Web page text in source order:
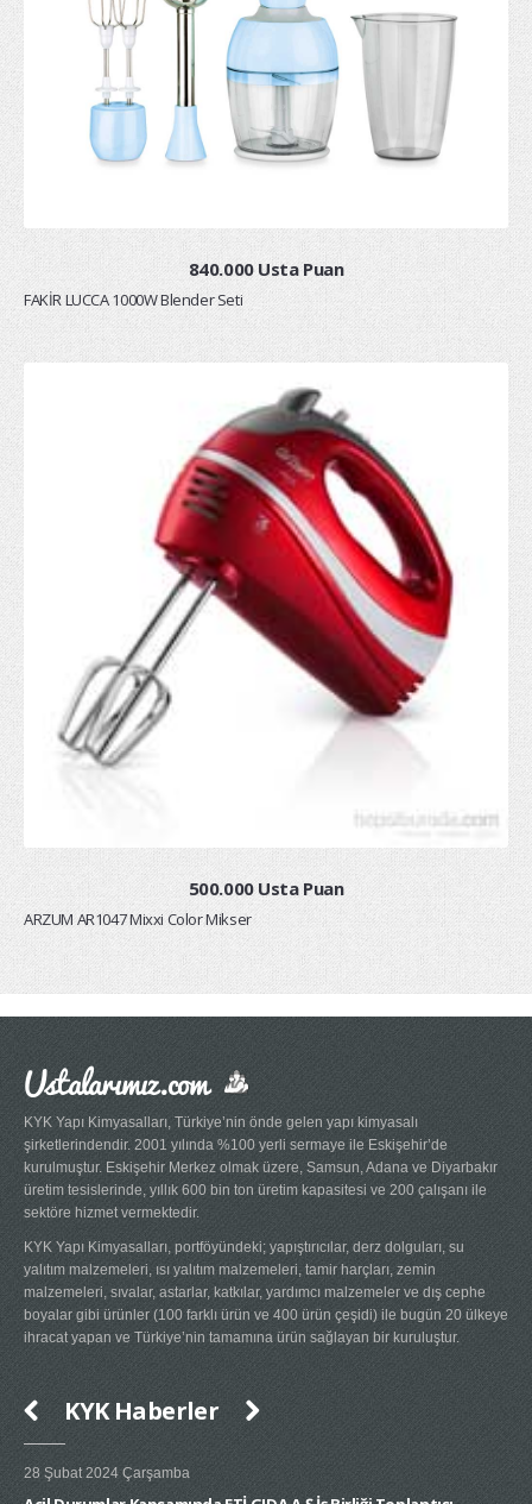
840.000 Usta Puan
FAKİR LUCCA 1000W Blender Seti
500.000 Usta Puan
ARZUM AR1047 Mixxi Color Mikser
Ustalarımız.com
KYK Yapı Kimyasalları, Türkiye’nin önde gelen yapı kimyasalı
şirketlerindendir. 2001 yılında %100 yerli sermaye ile Eskişehir’de
kurulmuştur. Eskişehir Merkez olmak üzere, Samsun, Adana ve Diyarbakır
üretim tesislerinde, yıllık 600 bin ton üretim kapasitesi ve 200 çalışanı ile
sektöre hizmet vermektedir.
KYK Yapı Kimyasalları, portföyündeki; yapıştırıcılar, derz dolguları, su
yalıtım malzemeleri, ısı yalıtım malzemeleri, tamir harçları, zemin
malzemeleri, sıvalar, astarlar, katkılar, yardımcı malzemeler ve dış cephe
boyalar gibi ürünler (100 farklı ürün ve 400 ürün çeşidi) ile bugün 20 ülkeye
ihracat yapan ve Türkiye’nin tamamına ürün sağlayan bir kuruluştur.
KYK Haberler
28 Şubat 2024 Çarşamba 20